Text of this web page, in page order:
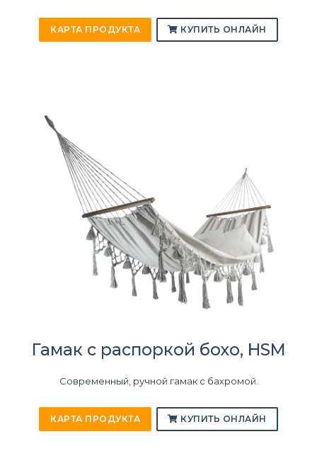
КАРТА ПРОДУКТА КУПИТЬ ОНЛАЙН
Гамак с распоркой бохо, HSM
Современный, ручной гамак с бахромой.
КАРТА ПРОДУКТА КУПИТЬ ОНЛАЙН